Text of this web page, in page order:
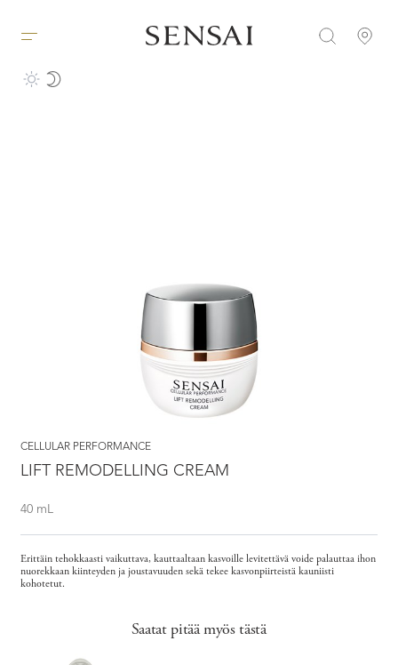
CELLULAR PERFORMANCE
LIFT REMODELLING CREAM
40 mL
Erittäin tehokkaasti vaikuttava, kauttaaltaan kasvoille levitettävä voide palauttaa ihon
nuorekkaan kiinteyden ja joustavuuden sekä tekee kasvonpiirteistä kauniisti
kohotetut.
Saatat pitää myös tästä